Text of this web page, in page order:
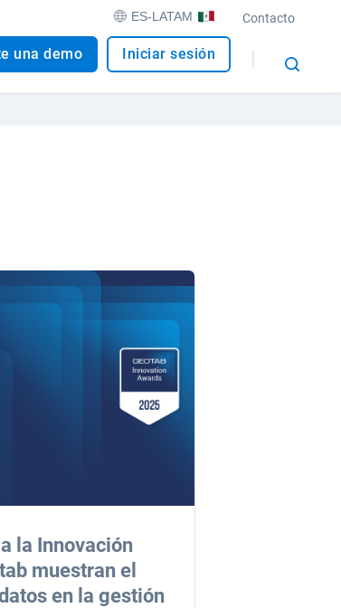
ES-LATAM Contacto
una demo Iniciar sesión
la Innovación
muestran el
en la gestión